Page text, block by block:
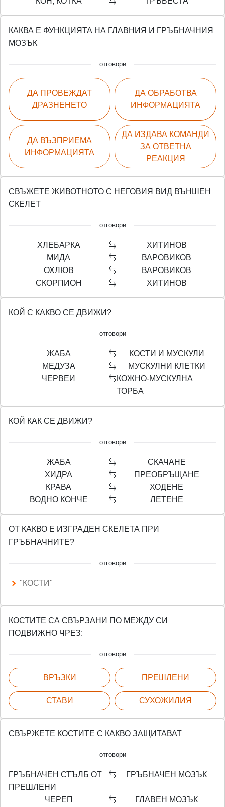
КАКВА Е ФУНКЦИЯТА НА ГЛАВНИЯ И ГРЪБНАЧНИЯ
МОЗЪК
отговори
ДА ПРОВЕЖДАТ
ДРАЗНЕНЕТО
ДА ВЪЗПРИЕМА
ИНФОРМАЦИЯТА
ДА ОБРАБОТВА
ИНФОРМАЦИЯТА
ДА ИЗДАВА КОМАНДИ
ЗА ОТВЕТНА
РЕАКЦИЯ
СВЪЖЕТЕ ЖИВОТНОТО С НЕГОВИЯ ВИД ВЪНШЕН
СКЕЛЕТ
отговори
ХЛЕБАРКА
ХИТИНОВ
МИДА
ВАРОВИКОВ
ОХЛЮВ
ВАРОВИКОВ
СКОРПИОН
ХИТИНОВ
КОЙ С КАКВО СЕ ДВИЖИ?
отговори
ЖАБА
КОСТИ И МУСКУЛИ
МЕДУЗА
МУСКУЛНИ КЛЕТКИ
ЧЕРВЕИ
КОЖНО-МУСКУЛНА
ТОРБА
КОЙ КАК СЕ ДВИЖИ?
отговори
ЖАБА
СКАЧАНЕ
ХИДРА
ПРЕОБРЪЩАНЕ
КРАВА
ХОДЕНЕ
ВОДНО КОНЧЕ
ЛЕТЕНЕ
ОТ КАКВО Е ИЗГРАДЕН СКЕЛЕТА ПРИ
ГРЪБНАЧНИТЕ?
отговори
"КОСТИ"
КОСТИТЕ СА СВЪРЗАНИ ПО МЕЖДУ СИ
ПОДВИЖНО ЧРЕЗ:
отговори
ВРЪЗКИ
СТАВИ
ПРЕШЛЕНИ
СУХОЖИЛИЯ
СВЪРЖЕТЕ КОСТИТЕ С КАКВО ЗАЩИТАВАТ
отговори
ГРЪБНАЧЕН СТЪЛБ ОТ
ПРЕШЛЕНИ
ГРЪБНАЧЕН МОЗЪК
ЧЕРЕП
ГЛАВЕН МОЗЪК